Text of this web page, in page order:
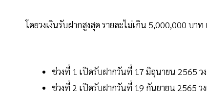
โดยวงเงินรับฝากสูงสุด รายละไม่เกิน 5,000,000 บา
ช่วงที่ 1 เปิดรับฝากวันที่ 17 มิถุนายน 2565 ว
ช่วงที่ 2 เปิดรับฝากวันที่ 19 กันยายน 2565 ว